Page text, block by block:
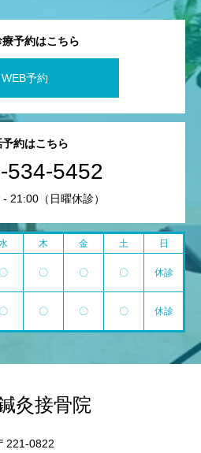
療予約はこちら
WEB予約
予約はこちら
534-5452
21:00（日曜休診）
木 金 土
日
〇 〇 〇 〇 休診
〇 〇 〇 〇 休診
灸接骨院
221-0822